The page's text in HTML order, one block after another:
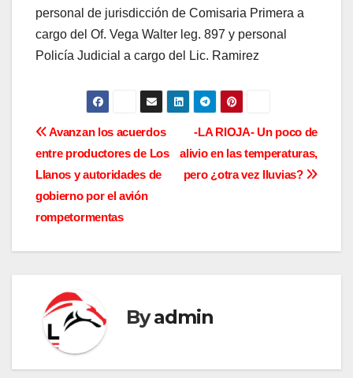
personal de jurisdicción de Comisaria Primera a
cargo del Of. Vega Walter leg. 897 y personal
Policía Judicial a cargo del Lic. Ramirez
N
a
v
a
c
i
-LA RIOJA- Un poco de
alivio en las temperaturas,
pero ¿otra vez lluvias?
Avanzan los acuerdos
entre productores de Los
Llanos y autoridades de
gobierno por el avión
rompetormentas
Byadmin